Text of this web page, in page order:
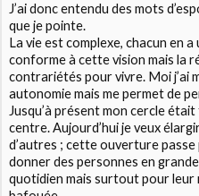
J’ai donc entendu des mots
que je pointe.
La vie est complexe, chacun en
conforme à cette vision mais la
contrariétés pour vivre. Moi j’ai
autonomie mais me permet de
Jusqu’à présent mon cercle
centre. Aujourd’hui je veux
d’autres ; cette ouverture passe
donner des personnes en
quotidien mais surtout pour